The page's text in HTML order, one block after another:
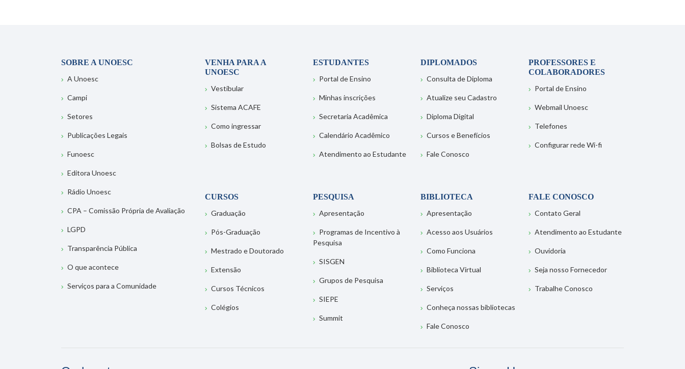
SOBRE A UNOESC
A Unoesc
Campi
Setores
Publicações Legais
Funoesc
Editora Unoesc
Rádio Unoesc
CPA – Comissão Própria de Avaliação
LGPD
Transparência Pública
O que acontece
Serviços para a Comunidade
VENHA PARA A
UNOESC
Vestibular
Sistema ACAFE
Como ingressar
Bolsas de Estudo
ESTUDANTES
Portal de Ensino
Minhas inscrições
Secretaria Acadêmica
Calendário Acadêmico
Atendimento ao Estudante
DIPLOMADOS
Consulta de Diploma
Atualize seu Cadastro
Diploma Digital
Cursos e Benefícios
Fale Conosco
PROFESSORES E
COLABORADORES
Portal de Ensino
Webmail Unoesc
Telefones
Configurar rede Wi-fi
CURSOS
Graduação
Pós-Graduação
Mestrado e Doutorado
Extensão
Cursos Técnicos
Colégios
PESQUISA
Apresentação
Programas de Incentivo à
Pesquisa
SISGEN
Grupos de Pesquisa
SIEPE
Summit
BIBLIOTECA
Apresentação
Acesso aos Usuários
Como Funciona
Biblioteca Virtual
Serviços
Conheça nossas bibliotecas
Fale Conosco
FALE CONOSCO
Contato Geral
Atendimento ao Estudante
Ouvidoria
Seja nosso Fornecedor
Trabalhe Conosco